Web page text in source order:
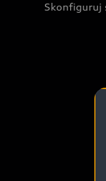
Skonfiguruj